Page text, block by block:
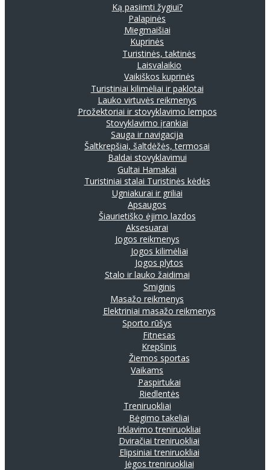
Ką pasiimti žygiui?
Palapinės
Miegmaišiai
Kuprinės
Turistinės, taktinės
Laisvalaikio
Vaikiškos kuprinės
Turistiniai kilimėliai ir paklotai
Lauko virtuvės reikmenys
Prožektoriai ir stovyklavimo lempos
Stovyklavimo įrankiai
Sauga ir navigacija
Šaltkrepšiai, šaltdėžės, termosai
Baldai stovyklavimui
Gultai Hamakai
Turistiniai stalai Turistinės kėdės
Ugniakurai ir griliai
Apsaugos
Šiaurietiško ėjimo lazdos
Aksesuarai
Jogos reikmenys
Jogos kilimėliai
Jogos plytos
Stalo ir lauko žaidimai
Smiginis
Masažo reikmenys
Elektriniai masažo reikmenys
Sporto rūšys
Fitnesas
Krepšinis
Žiemos sportas
Vaikams
Paspirtukai
Riedlentės
Treniruokliai
Bėgimo takeliai
Irklavimo treniruokliai
Dviračiai treniruokliai
Elipsiniai treniruokliai
Jėgos treniruokliai